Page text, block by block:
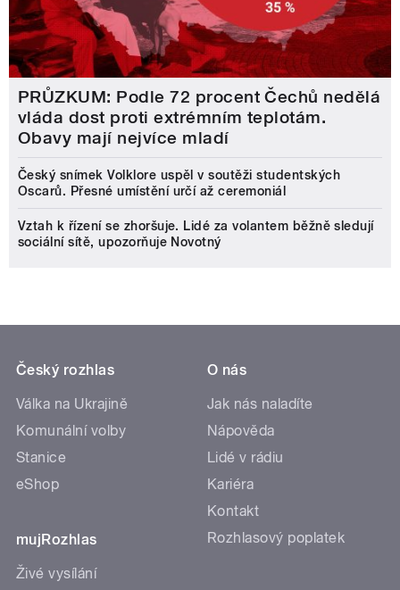
PRŮZKUM: Podle 72 procent Čechů nedělá
vláda dost proti extrémním teplotám.
Obavy mají nejvíce mladí
Český snímek Volklore uspěl v soutěži studentských
Oscarů. Přesné umístění určí až ceremoniál
Vztah k řízení se zhoršuje. Lidé za volantem běžně sledují
sociální sítě, upozorňuje Novotný
Český rozhlas
Válka na Ukrajině
Komunální volby
Stanice
eShop
mujRozhlas
Živé vysílání
O nás
Jak nás naladíte
Nápověda
Lidé v rádiu
Kariéra
Kontakt
Rozhlasový poplatek